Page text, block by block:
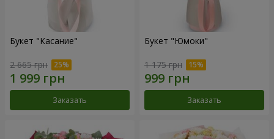
Букет "Касание"
2 665 грн
Заказать
Букет "Юмоки"
1 175 грн
Заказать